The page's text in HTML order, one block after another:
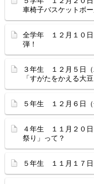
車椅子バスケットボ
全学年 １２月１０
弾！
３年生 １２月５日（
「すがたをかえる大
５年生 １２月６日（
４年生 １１月２０
祭り」って？
５年生 １１月１７